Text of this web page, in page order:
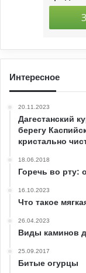
Интересное
20.11.2023
Дагестанский
берегу
кристально
18.06.2018
Горечь во рту:
16.10.2023
Что такое
26.04.2023
Виды каминов
25.09.2017
Битые огурцы